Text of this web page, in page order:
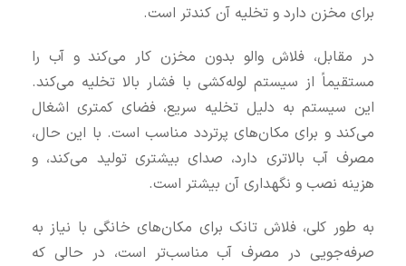
برای مخزن دارد و تخلیه آن کندتر است.
در مقابل، فلاش والو بدون مخزن کار می‌کند و آب را
مستقیماً از سیستم لوله‌کشی با فشار بالا تخلیه می‌کند.
این سیستم به دلیل تخلیه سریع، فضای کمتری اشغال
می‌کند و برای مکان‌های پرتردد مناسب است. با این حال،
مصرف آب بالاتری دارد، صدای بیشتری تولید می‌کند، و
هزینه نصب و نگهداری آن بیشتر است.
به طور کلی، فلاش تانک برای مکان‌های خانگی با نیاز به
صرفه‌جویی در مصرف آب مناسب‌تر است، در حالی که